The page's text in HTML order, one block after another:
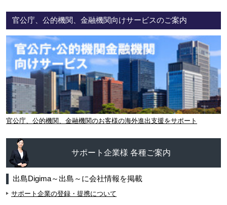
官公庁、公的機関、金融機関向けサービスのご案内
官公庁、公的機関、金融機関のお客様の海外進出支援をサポート
サポート企業様 各種ご案内
出島Digima～出島～に会社情報を掲載
サポート企業の登録・提携について